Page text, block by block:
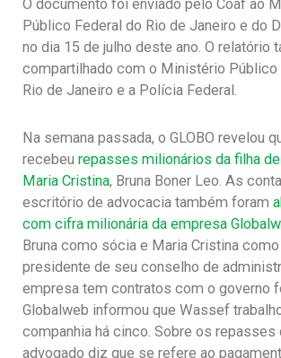
O documento foi enviado pelo Coaf ao
Público Federal do Rio de Janeiro e do
no dia 15 de julho deste ano. O relatório
compartilhado com o Ministério Público
Rio de Janeiro e a Polícia Federal.
Na semana passada, o GLOBO revelou
recebeu repasses milionários da filha
Maria Cristina, Bruna Boner Leo. As
escritório de advocacia também foram
com cifra milionária da empresa
Bruna como sócia e Maria Cristina
presidente de seu conselho de
empresa tem contratos com o governo
Globalweb informou que Wassef
companhia há cinco. Sobre os repasses
advogado diz que se refere ao